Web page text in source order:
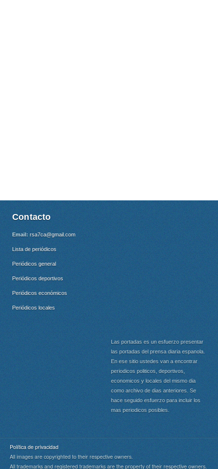
Contacto
Email: rsa7ca@gmail.com
Lista de periódicos
Periódicos general
Periódicos deportivos
Periódicos económicos
Periódicos locales
Las portadas es un esfuerzo presentar
las portadas del prensa diaria espanola.
En ese sitio ustedes van a encontrar
periodicos politicos, deportivos,
economicos y locales del mismo dia
como archivo de dias anteriores. Se
hace seguido esfuerzo para incluir los
mas periodicos posibles.
Política de privacidad
All images are copyrighted to their respective owners.
All trademarks and registered trademarks are the property of their respective owners.